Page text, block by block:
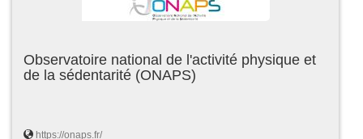
Observatoire national de l'activité physique et
de la sédentarité (ONAPS)
https://onaps.fr/